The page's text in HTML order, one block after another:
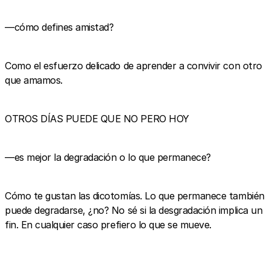
—cómo defines amistad?
Como el esfuerzo delicado de aprender a convivir con otro
que amamos.
OTROS DÍAS PUEDE QUE NO PERO HOY
—es mejor la degradación o lo que permanece?
Cómo te gustan las dicotomías. Lo que permanece también
puede degradarse, ¿no? No sé si la desgradación implica un
fin. En cualquier caso prefiero lo que se mueve.